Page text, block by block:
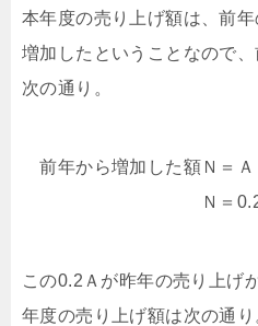
本年度の売り上げ額は、前
増加したということなので
次の通り。
前年から増加した額Ｎ＝Ａ
Ｎ＝0.2
この0.2Ａが昨年の売り上げ
年度の売り上げ額は次の通り